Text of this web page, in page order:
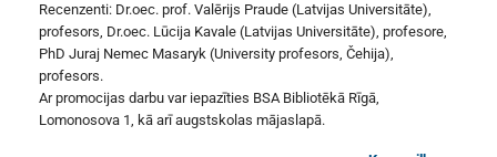
Recenzenti: Dr.oec. prof. Valērijs Praude (Latvijas Universitāte),
profesors, Dr.oec. Lūcija Kavale (Latvijas Universitāte), profesore,
PhD Juraj Nemec Masaryk (University profesors, Čehija),
profesors.
Ar promocijas darbu var iepazīties BSA Bibliotēkā Rīgā,
Lomonosova 1, kā arī augstskolas mājaslapā.